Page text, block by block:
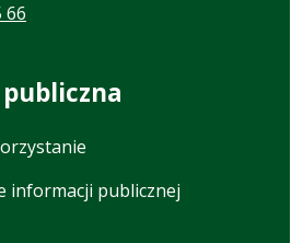
66
informacji publicznej